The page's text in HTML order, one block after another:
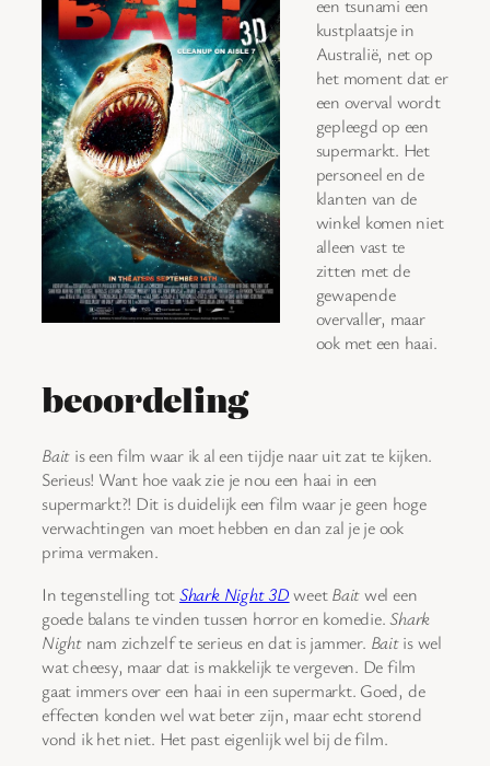
een tsunami een
kustplaatsje in
Australië, net op
het moment dat er
een overval wordt
gepleegd op een
supermarkt. Het
personeel en de
klanten van de
winkel komen niet
alleen vast te
zitten met de
gewapende
overvaller, maar
ook met een haai.
beoordeling
Bait is een film waar ik al een tijdje naar uit zat te kijken.
Serieus! Want hoe vaak zie je nou een haai in een
supermarkt?! Dit is duidelijk een film waar je geen hoge
verwachtingen van moet hebben en dan zal je je ook
prima vermaken.
In tegenstelling totShark Night 3DweetBaitwel een
goede balans te vinden tussen horror en komedie.Shark
Nightnam zichzelf te serieus en dat is jammer. Baitis wel
wat cheesy, maar dat is makkelijk te vergeven. De film
gaat immers over een haai in een supermarkt. Goed, de
effecten konden wel wat beter zijn, maar echt storend
vond ik het niet. Het past eigenlijk wel bij de film.